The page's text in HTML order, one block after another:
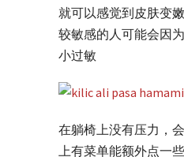
就可以感觉到皮肤变
较敏感的人可能会因
小过敏
在躺椅上没有压力，
上有菜单能额外点一